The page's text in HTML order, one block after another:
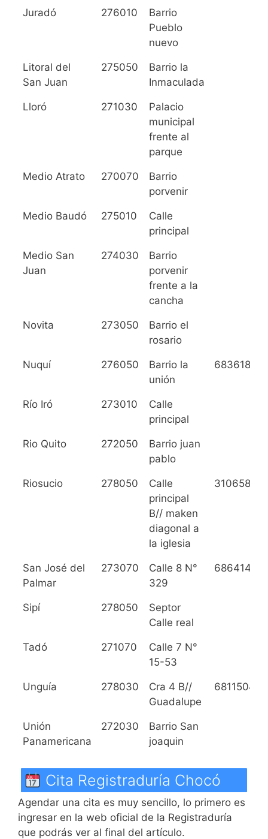
Juradó 276010
Barrio
Pueblo
nuevo
Litoral del
San Juan
275050
Barrio la
Inmaculada
Lloró 271030
Palacio
municipal
frente al
parque
Medio Atrato 270070
Barrio
porvenir
Medio Baudó 275010
Calle
principal
Medio San
Juan
274030
Barrio
porvenir
frente a la
cancha
Novita 273050
Barrio el
rosario
Nuquí 276050
Barrio la
unión
6836182
Río Iró 273010
Calle
principal
Rio Quito 272050
Barrio juan
pablo
Riosucio 278050
Calle
principal
B// maken
diagonal a
la iglesia
San José del
Palmar
273070
Calle 8 N°
329
6864144
Sipí 278050
Septor
Calle real
Tadó 271070
Calle 7 N°
15-53
Unguía 278030
Cra 4 B//
Guadalupe
6811504
Unión
Panamericana
272030
Barrio San
joaquin
Cita Registraduría Chocó
Agendar una cita es muy sencillo, lo primero es
ingresar en la web oficial de la Registraduría
que podrás ver al final del artículo.